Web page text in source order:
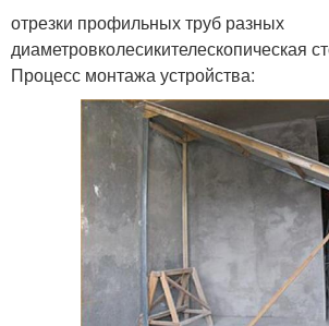
отрезки профильных труб разных
диаметровколесикителескопическая
Процесс монтажа устройства: